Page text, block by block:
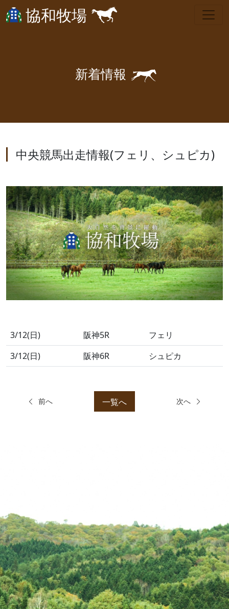
協和牧場
新着情報 🐎
中央競馬出走情報(フェリ、シュピカ)
3/12(日) 阪神5R
フェリ
3/12(日)
阪神6R シュピカ
前へ 一覧へ 次へ